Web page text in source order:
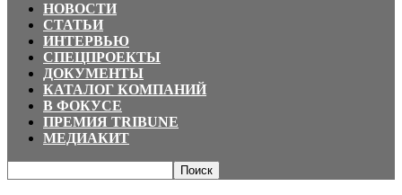
НОВОСТИ
СТАТЬИ
ИНТЕРВЬЮ
СПЕЦПРОЕКТЫ
ДОКУМЕНТЫ
КАТАЛОГ КОМПАНИЙ
В ФОКУСЕ
ПРЕМИЯ TRIBUNE
МЕДИАКИТ